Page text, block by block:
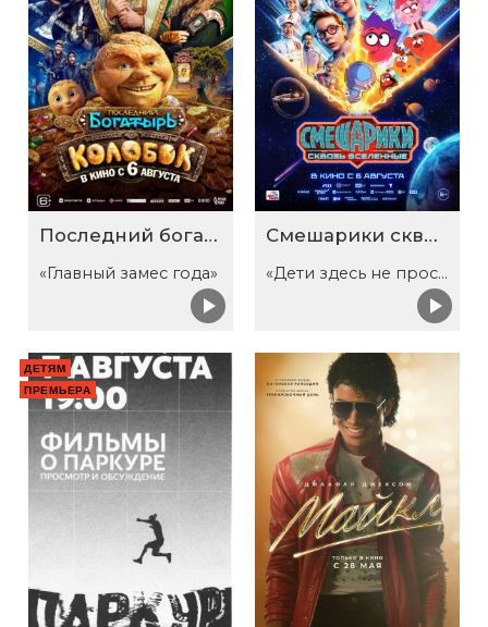
Последний богатырь. Колобок
«Главный замес года»
Смешарики сквозь вселенные
«Дети здесь не просто так»
ДЕТЯМ
ПРЕМЬЕРА